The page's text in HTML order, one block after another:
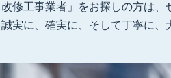
改修工事業者」をお探しの方は
実に、確実に、そして丁寧に、